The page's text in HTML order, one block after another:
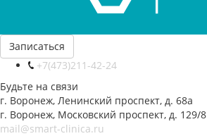
Записаться
+7(473)211-42-24
Будьте на связи
г. Воронеж, Ленинский проспект, д. 68а
г. Воронеж, Московский проспект, д. 129/8
mail@smart-clinica.ru